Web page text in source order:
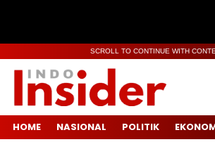
SCROLL TO CONTINUE WITH
HOME NASIONAL POLITIK